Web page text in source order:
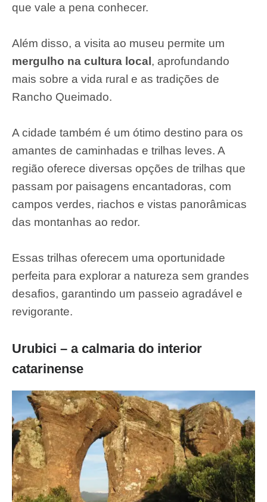
que vale a pena conhecer.
Além disso, a visita ao museu permite um
mergulho na cultura local, aprofundando
mais sobre a vida rural e as tradições de
Rancho Queimado.
A cidade também é um ótimo destino para os
amantes de caminhadas e trilhas leves. A
região oferece diversas opções de trilhas que
passam por paisagens encantadoras, com
campos verdes, riachos e vistas panorâmicas
das montanhas ao redor.
Essas trilhas oferecem uma oportunidade
perfeita para explorar a natureza sem grandes
desafios, garantindo um passeio agradável e
revigorante.
Urubici – a calmaria do interior
catarinense